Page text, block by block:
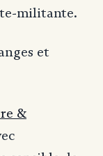
militante.
et
&